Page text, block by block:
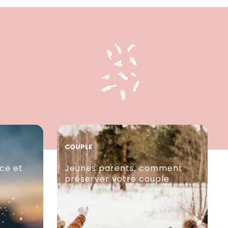
et
COUPLE
Jeunes parents, comment
préserver votre couple